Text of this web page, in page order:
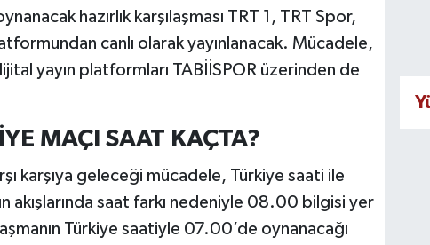
hazırlık karşılaşması TRT 1, TRT Spor,
canlı olarak yayınlanacak. Mücadele,
yayın platformları TABİİSPOR üzerinden de
MAÇI SAAT KAÇTA?
karşıya geleceği mücadele, Türkiye saati ile
akışlarında saat farkı nedeniyle 08.00 bilgisi yer
Türkiye saatiyle 07.00’de oynanacağı